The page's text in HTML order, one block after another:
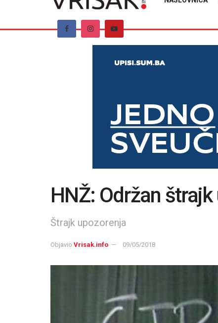
HNŽ: Održan
Štrajk upozorenja
Objavio Vrisak.info 09/05/2018